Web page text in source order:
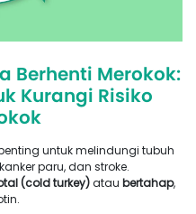
Berhenti Merokok:
Kurangi Risiko
untuk melindungi tubuh
paru, dan stroke.
(cold turkey)atau bertahap,